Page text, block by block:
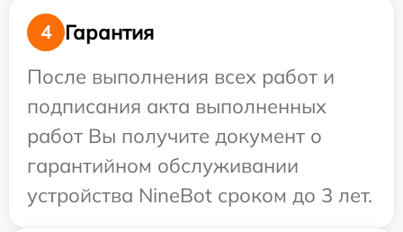
4
Гарантия
После выполнения всех работ и
подписания акта выполненных
работ Вы получите документ о
гарантийном обслуживании
устройства NineBot сроком до 3 лет.